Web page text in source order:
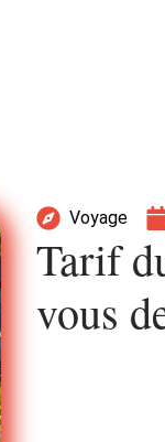
Voyage
Tarif
vous